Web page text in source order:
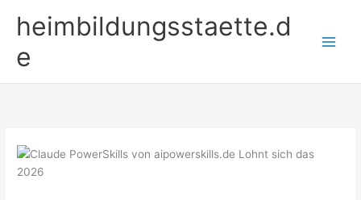
Inhaltheimbildungsstaette.d
e